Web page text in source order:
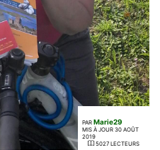
PAR Marie29
MIS À JOUR 30 AOÛT
2019
5027 LECTEURS